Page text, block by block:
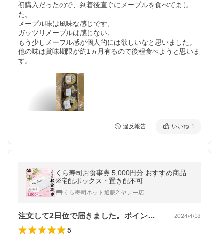
初購入だったので、到着後直ぐにメープルを食べてまし
た。
メープル味は風味な感じです。
ガッツリメープルは感じない。
もう少しメープル感が個人的には欲しいなと思いました。
他の味は賞味期限が約1ヵ月有るので後程食べようと思いま
す。
違反報告 いいね 1
くら寿司お食事券 5,000円分 おすすめ商品
※宅配ボックス・置き配不可
くら寿司ネット通販2 ヤフー店
注文して2日位で届きました。ポイント還… 2024/4/18
5